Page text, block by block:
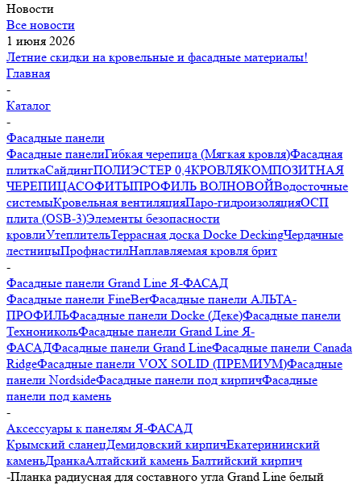
Новости
Все новости
1 июня 2026
Летние скидки на кровельные и фасадные материалы!
Главная
-
Каталог
-
Фасадные панели
Фасадные панелиГибкая черепица (Мягкая кровля)Фасадная
плиткаСайдингПОЛИЭСТЕР 0,4КРОВЛЯКОМПОЗИТНАЯ
ЧЕРЕПИЦАСОФИТЫПРОФИЛЬ ВОЛНОВОЙВодосточные
системыКровельная вентиляцияПаро-гидроизоляцияОСП
плита (OSB-3)Элементы безопасности
кровлиУтеплительТеррасная доска Docke DeckingЧердачные
лестницыПрофнастилНаплавляемая кровля брит
-
Фасадные панели Grand Line Я-ФАСАД
Фасадные панели FineBerФасадные панели АЛЬТА-
ПРОФИЛЬФасадные панели Docke (Деке)Фасадные панели
ТехноникольФасадные панели Grand Line Я-
ФАСАДФасадные панели Grand LineФасадные панели Canada
RidgeФасадные панели VOX SOLID (ПРЕМИУМ)Фасадные
панели NordsideФасадные панели под кирпичФасадные
панели под камень
-
Аксессуары к панелям Я-ФАСАД
Крымский сланецДемидовский кирпичЕкатерининский
каменьДранкаАлтайский камень Балтийский кирпич
-Планка радиусная для составного угла Grand Line белый